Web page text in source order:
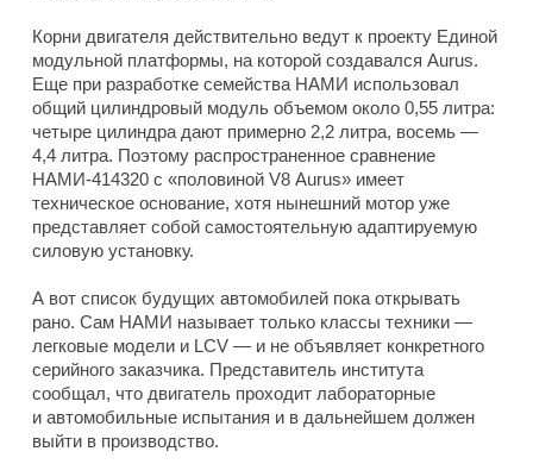
Корни двигателя действительно ведут к проекту Единой
модульной платформы, на которой создавался Aurus.
Еще при разработке семейства НАМИ использовал
общий цилиндровый модуль объемом около 0,55 литра:
четыре цилиндра дают примерно 2,2 литра, восемь —
4,4 литра. Поэтому распространенное сравнение
НАМИ-414320 с «половиной V8 Aurus» имеет
техническое основание, хотя нынешний мотор уже
представляет собой самостоятельную адаптируемую
силовую установку.
А вот список будущих автомобилей пока открывать
рано. Сам НАМИ называет только классы техники —
легковые модели и LCV — и не объявляет конкретного
серийного заказчика. Представитель института
сообщал, что двигатель проходит лабораторные
и автомобильные испытания и в дальнейшем должен
выйти в производство.